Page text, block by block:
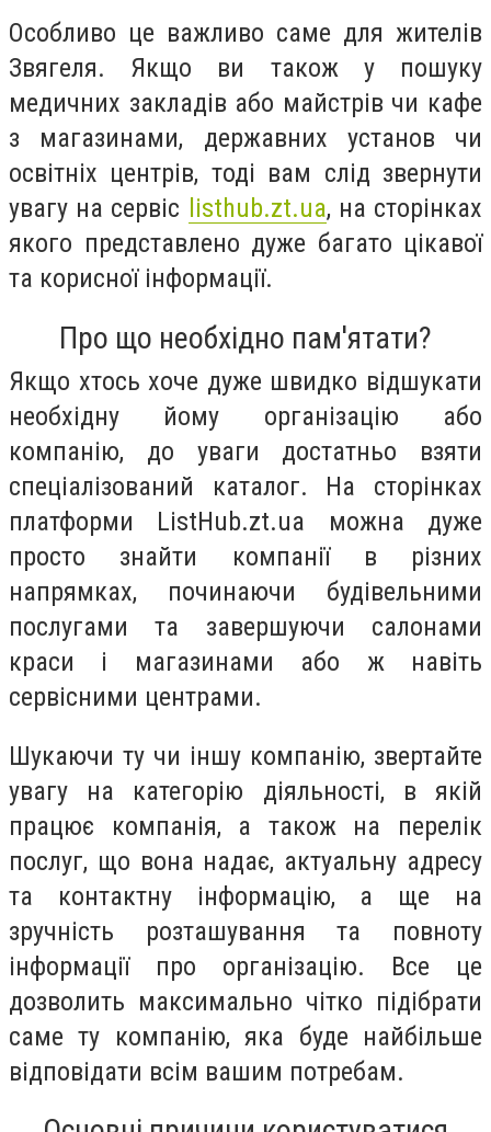
Особливо це важливо саме для жителів
Звягеля. Якщо ви також у пошуку
медичних закладів або майстрів чи кафе
з магазинами, державних установ чи
освітніх центрів, тоді вам слід звернути
увагу на сервіс
listhub.zt.ua, на сторінках
якого представлено дуже багато цікавої
та корисної інформації.
Про що необхідно пам'ятати?
Якщо хтось хоче дуже швидко відшукати
необхідну йому організацію або
компанію, до уваги достатньо взяти
спеціалізований каталог. На сторінках
платформи ListHub.zt.ua можна дуже
просто знайти компанії в різних
напрямках, починаючи будівельними
послугами та завершуючи салонами
краси і магазинами або ж навіть
сервісними центрами.
Шукаючи ту чи іншу компанію, звертайте
увагу на категорію діяльності, в якій
працює компанія, а також на перелік
послуг, що вона надає, актуальну адресу
та контактну інформацію, а ще на
зручність розташування та повноту
інформації про організацію. Все це
дозволить максимально чітко підібрати
саме ту компанію, яка буде найбільше
відповідати всім вашим потребам.